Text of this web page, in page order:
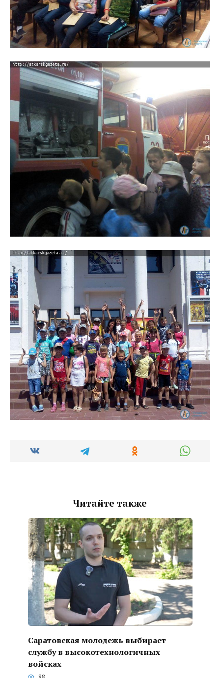
Читайте также
Саратовская молодежь выбирает
службу в высокотехнологичных
войсках